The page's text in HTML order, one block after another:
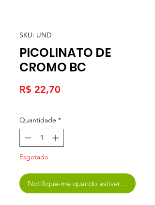
SKU: UND
PICOLINATO DE
CROMO BC
R$ 22,70
Quantidade *
Esgotado
Notifique-me quando estiver disponível